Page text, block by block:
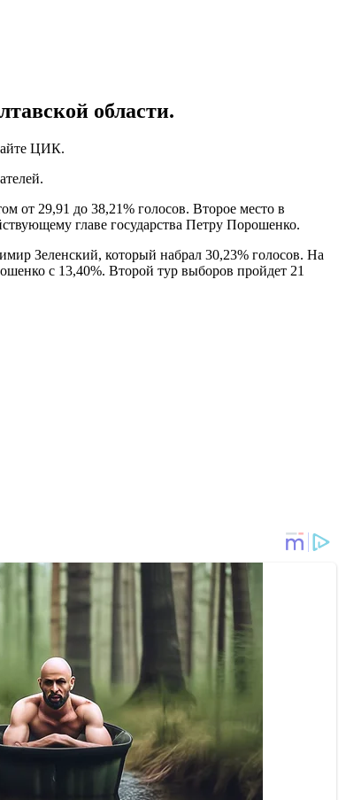
области.
ЦИК.
от 29,91 до 38,21% голосов. Второе место в
главе государства Петру Порошенко.
Зеленский, который набрал 30,23% голосов. На
с 13,40%. Второй тур выборов пройдет 21